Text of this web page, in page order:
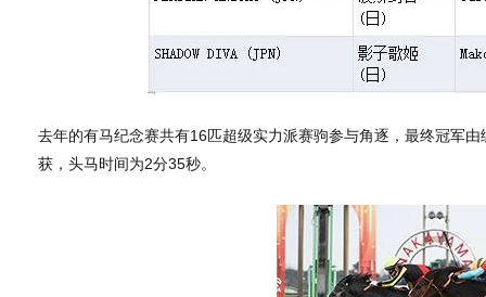
去年的有马纪念赛共有16匹超级实力派赛驹参与角逐，最终冠军
获，头马时间为2分35秒。